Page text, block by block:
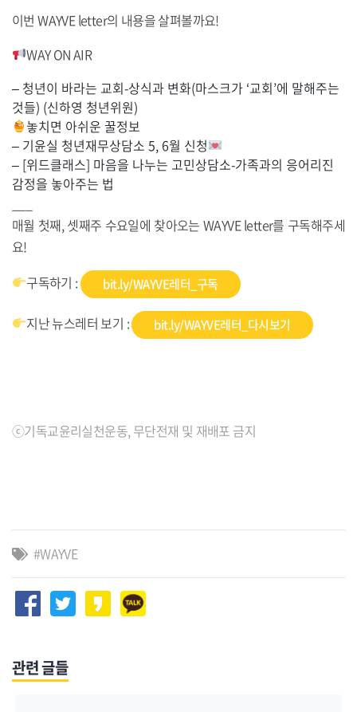
이번 WAYVE letter의 내용을 살펴볼까요!
WAY ON AIR
– 청년이 바라는 교회-상식과 변화(마스크가 ‘교회’에 말해주는
것들) (신하영 청년위원)
놓치면 아쉬운 꿀정보
– 기윤실 청년재무상담소 5, 6월 신청
– [위드클래스] 마음을 나누는 고민상담소-가족과의 응어리진
감정을 놓아주는 법
매월 첫째, 셋째주 수요일에 찾아오는 WAYVE letter를 구독해주세
요!
구독하기 :
bit.ly/WAYVE레터_구독
지난뉴스레터 보기 : bit.ly/WAYVE레터 다시보기
ⓒ기독교윤리실천운동, 무단전재 및 재배포 금지
WAYVE
관련 글들